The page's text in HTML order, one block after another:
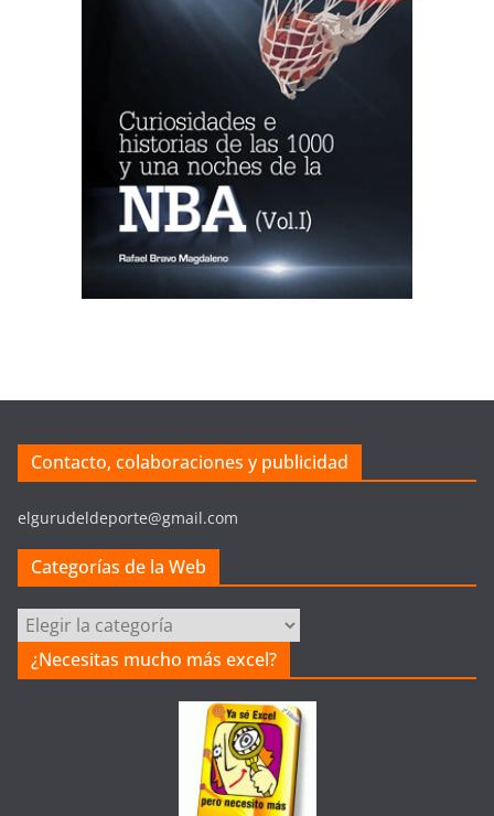
Contacto, colaboraciones y publicidad
elgurudeldeporte@gmail.com
Categorías de la Web
Categorías
la
¿Necesitas mucho más excel?